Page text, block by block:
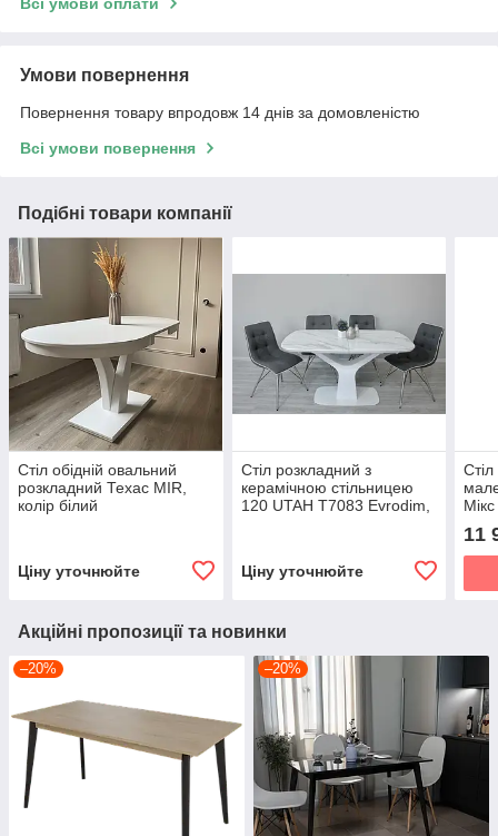
Умови повернення
Повернення товару впродовж 14 днів за домовленістю
Всі умови повернення
Подібні товари компанії
Стіл обідній овальний
розкладний Техас MIR,
колір білий
Ціну уточнюйте
Стіл розкладний з
керамічною стільницею
120 UTAH Т7083 Evrodim,
Ціну уточнюйте
11
Акційні пропозиції та новинки
–20% –20%